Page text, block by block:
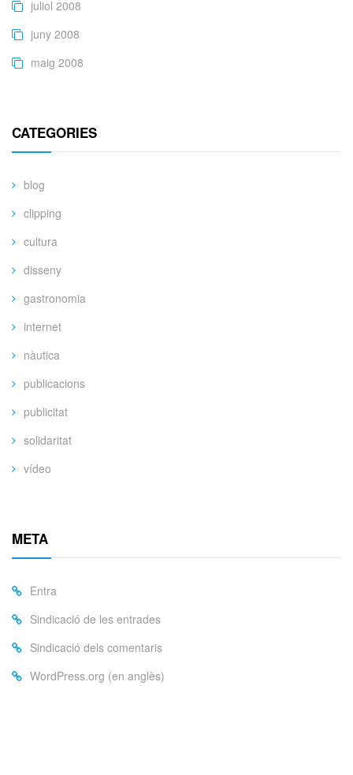
juliol 2008
juny 2008
maig 2008
CATEGORIES
blog
clipping
cultura
disseny
gastronomia
internet
nàutica
publicacions
publicitat
solidaritat
vídeo
META
Entra
Sindicació de les entrades
Sindicació dels comentaris
WordPress.org (en anglès)